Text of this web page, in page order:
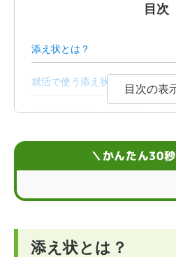
目次
添え状とは？
就活で使う添え状の書き方
就活で添え状を書く際の4つの注
就活の添え状に関する疑問
目次の表
＼かんたん30
添え状とは？